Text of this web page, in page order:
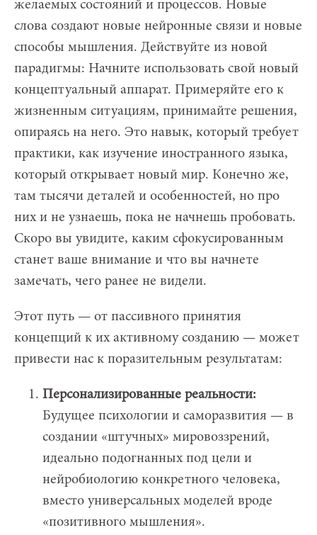
желаемых состояний и процессов. Новые
слова создают новые нейронные связи и новые
способы мышления. Действуйте из новой
парадигмы: Начните использовать свой новый
концептуальный аппарат. Примеряйте его к
жизненным ситуациям, принимайте решения,
опираясь на него. Это навык, который требует
практики, как изучение иностранного языка,
который открывает новый мир. Конечно же,
там тысячи деталей и особенностей, но про
них и не узнаешь, пока не начнешь пробовать.
Скоро вы увидите, каким сфокусированным
станет ваше внимание и что вы начнете
замечать, чего ранее не видели.
Этот путь — от пассивного принятия
концепций к их активному созданию — может
привести нас к поразительным результатам:
Персонализированные реальности:
Будущее психологии и саморазвития — в
создании «штучных» мировоззрений,
идеально подогнанных под цели и
нейробиологию конкретного человека,
вместо универсальных моделей вроде
«позитивного мышления».